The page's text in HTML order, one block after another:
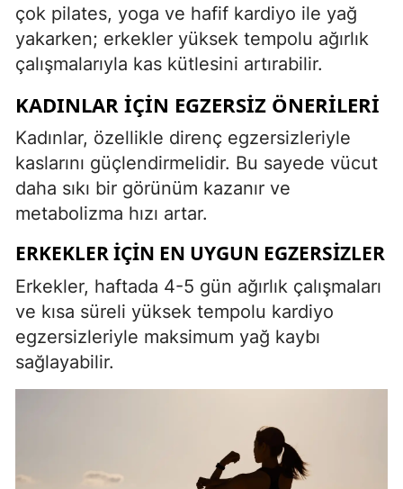
çok pilates, yoga ve hafif kardiyo ile yağ
yakarken; erkekler yüksek tempolu ağırlık
çalışmalarıyla kas kütlesini artırabilir.
KADINLAR İÇIN EGZERSIZ ÖNERILERI
Kadınlar, özellikle direnç egzersizleriyle
kaslarını güçlendirmelidir. Bu sayede vücut
daha sıkı bir görünüm kazanır ve
metabolizma hızı artar.
ERKEKLER İÇIN EN UYGUN EGZERSIZLER
Erkekler, haftada 4-5 gün ağırlık çalışmaları
ve kısa süreli yüksek tempolu kardiyo
egzersizleriyle maksimum yağ kaybı
sağlayabilir.